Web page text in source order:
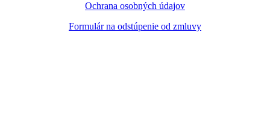
Ochrana osobných údajov
Formulár na odstúpenie od zmluvy